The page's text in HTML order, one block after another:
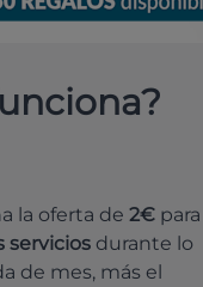
la oferta de 2€ para
servicios durante lo
de mes, más el